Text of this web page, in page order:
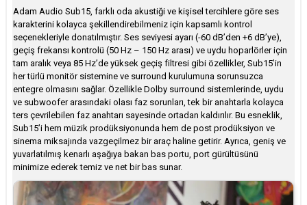
Adam Audio Sub15, farklı oda akustiği ve kişisel tercihlere göre ses
karakterini kolayca şekillendirebilmeniz için kapsamlı kontrol
seçenekleriyle donatılmıştır. Ses seviyesi ayarı (-60 dB’den +6 dB’ye),
geçiş frekansı kontrolü (50 Hz – 150 Hz arası) ve uydu hoparlörler için
tam aralık veya 85 Hz’de yüksek geçiş filtresi gibi özellikler, Sub15’in
her türlü monitör sistemine ve surround kurulumuna sorunsuzca
entegre olmasını sağlar. Özellikle Dolby surround sistemlerinde, uydu
ve subwoofer arasındaki olası faz sorunları, tek bir anahtarla kolayca
ters çevrilebilen faz anahtarı sayesinde ortadan kaldırılır. Bu esneklik,
Sub15’i hem müzik prodüksiyonunda hem de post prodüksiyon ve
sinema miksajında vazgeçilmez bir araç haline getirir. Ayrıca, geniş ve
yuvarlatılmış kenarlı aşağıya bakan bas portu, port gürültüsünü
minimize ederek temiz ve net bir bas sunar.